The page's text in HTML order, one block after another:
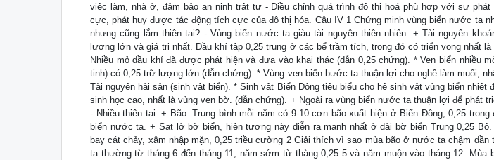
việc làm, nhà ở, đảm bảo an ninh trật tự - Điều chỉnh quá trình đô thị hoá phù hợp với sự phát
cực, phát huy được tác động tích cực của đô thị hóa. Câu IV 1 Chứng minh vùng biển nước ta
nhưng cũng lắm thiên tai? - Vùng biển nước ta giàu tài nguyên thiên nhiên. + Tài nguyên
lượng lớn và giá trị nhất. Dầu khí tập 0,25 trung ở các bể trầm tích, trong đó có triển vọng nhất
Nhiều mỏ dầu khí đã được phát hiện và đưa vào khai thác (dẫn 0,25 chứng). * Ven biển nhiều
tinh) có 0,25 trữ lượng lớn (dẫn chứng). * Vùng ven biển bước ta thuận lợi cho nghề làm muối,
Tài nguyên hải sản (sinh vật biển). * Sinh vật Biển Đông tiêu biểu cho hệ sinh vật vùng biển nhiệt
sinh học cao, nhất là vùng ven bờ. (dẫn chứng). + Ngoài ra vùng biển nước ta thuận lợi để phát
- Nhiều thiên tai. + Bão: Trung bình mỗi năm có 9-10 cơn bão xuất hiện ở Biển Đông, 0,25
biển nước ta. + Sạt lở bờ biển, hiện tượng này diễn ra mạnh nhất ở dải bờ biển Trung 0,25
bay cát chảy, xâm nhập mặn, 0,25 triều cường 2 Giải thích vì sao mùa bão ở nước ta chậm
ta thường từ tháng 6 đến tháng 11, năm sớm từ thàng 0,25 5 và năm muộn vào tháng 12. Mùa